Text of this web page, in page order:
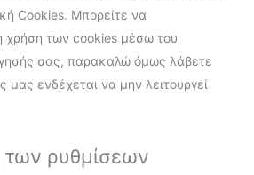
Cookies. Μπορείτε να
χρήση των cookies μέσω του
σας, παρακαλώ όμως λάβετε
μας ενδέχεται να μην λειτουργεί
των ρυθμίσεων